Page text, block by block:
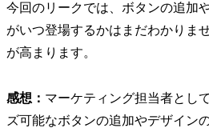
今回のリークでは、ボタンの追加
がいつ登場するかはまだわかりま
が高まります。
感想： マーケティング担当者とし
ズ可能なボタンの追加やデザイン